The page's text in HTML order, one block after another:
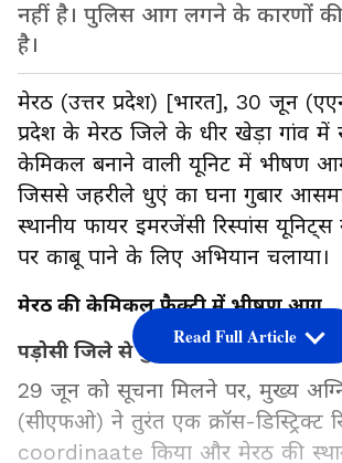
नहीं है। पुलिस आग लगने के कारणों
है।
मेरठ की केमिकल फैक्ट्री में भीषण आग
मेरठ (उत्तर प्रदेश) [भारत], 30 जून
प्रदेश के मेरठ जिले के धीर खेड़ा गांव में
केमिकल बनाने वाली यूनिट में भीषण
जिससे जहरीले धुएं का घना गुबार
स्थानीय फायर इमरजेंसी रिस्पांस
पर काबू पाने के लिए अभियान चलाया।
पड़ोसी जिले से बुलाई गईं दमकल की
29 जून को सूचना मिलने पर, मुख्य
(सीएफओ) ने तुरंत एक क्रॉस-डिस्ट्रिक्ट
coordinaate किया और मेरठ की
Read Full Article